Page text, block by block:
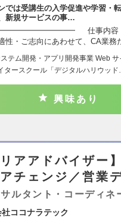
では受講生の入学促進や学習・
新規サービスの事…
仕事内
性・ご志向にあわせて、CA業務
テム開発・アプリ開発事業 Web
タースクール「デジタルハリウッド…
興味あり
リアアドバイザー
チェンジ／営業
ルタント・コーディネ
ココナラテック